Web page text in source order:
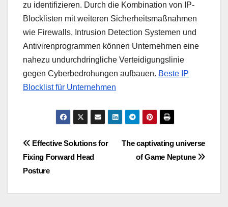
zu identifizieren. Durch die Kombination von IP-
Blocklisten mit weiteren Sicherheitsmaßnahmen
wie Firewalls, Intrusion Detection Systemen und
Antivirenprogrammen können Unternehmen eine
nahezu undurchdringliche Verteidigungslinie
gegen Cyberbedrohungen aufbauen. Beste IP
Blocklist für Unternehmen
Post
navigation
The captivating universe
of Game Neptune
Effective Solutions for
Fixing Forward Head
Posture